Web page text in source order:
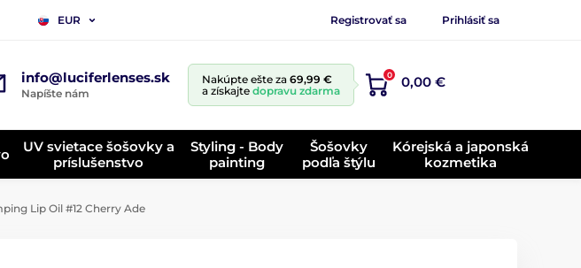
EUR Registrovať sa Prihlásiť sa
info@luciferlenses.sk
Napíšte nám
Nakúpte ešte za 69,99 €
a získajte dopravu zdarma
0 0,00 €
UV svietace šošovky a
príslušenstvo
Styling - Body
painting
Šošovky
podľa štýlu
Kórejská a japonská
kozmetika
Lip Oil #12 Cherry Ade